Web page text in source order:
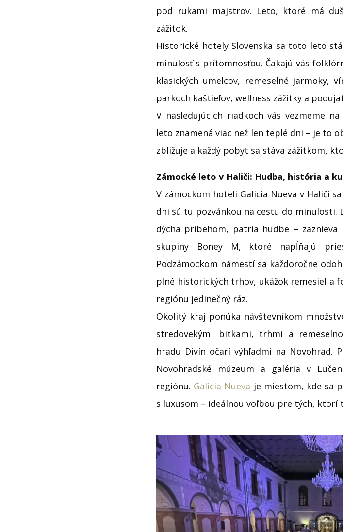
pod rukami majstrov. Leto, ktoré má
zážitok.
Historické hotely Slovenska sa toto leto
minulosť s prítomnosťou. Čakajú vás
klasických umelcov, remeselné jarmoky,
parkoch kaštieľov, wellness zážitky a
V nasledujúcich riadkoch vás vezmeme
leto znamená viac než len teplé dni – je to
zbližuje a každý pobyt sa stáva zážitkom,
Zámocké leto v Haliči: Hudba, história a
V zámockom hoteli Galicia Nueva v Haliči
dni sú tu pozvánkou na cestu do minulosti.
dýcha príbehom, patria hudbe –
skupiny Boney M, ktoré napĺňajú
Podzámockom námestí sa každoročne
plné historických trhov, ukážok remesiel a
regiónu jedinečný ráz.
Okolitý kraj ponúka návštevníkom
stredovekými bitkami, trhmi a
hradu Divín očarí výhľadmi na Novohrad.
Novohradské múzeum a galéria v
regiónu. Galicia Nueva je miestom, kde sa
s luxusom – ideálnou voľbou pre tých, ktorí